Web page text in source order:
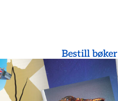
Bestill bøker